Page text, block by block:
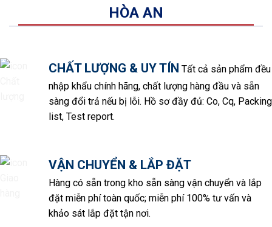
HÒA AN
CHẤT LƯỢNG & UY TÍN Tất cả sản phẩm đều
nhập khẩu chính hãng, chất lượng hàng đầu và sẵn
sàng đổi trả nếu bị lỗi. Hồ sơ đầy đủ: Co, Cq, Packing
list, Test report.
VẬN CHUYỂN & LẮP ĐẶT
Hàng có sẵn trong kho sẵn sàng vận chuyển và lắp
đặt miễn phí toàn quốc; miễn phí 100% tư vấn và
khảo sát lắp đặt tận nơi.